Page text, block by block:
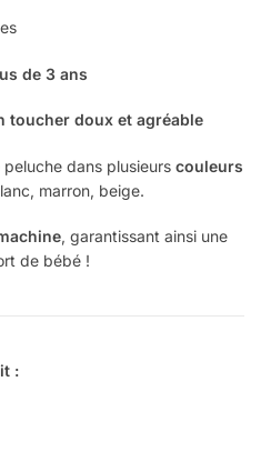
de 3 ans
toucher doux et agréable
dans plusieurs couleurs
marron, beige.
, garantissant ainsi une
de bébé !
: